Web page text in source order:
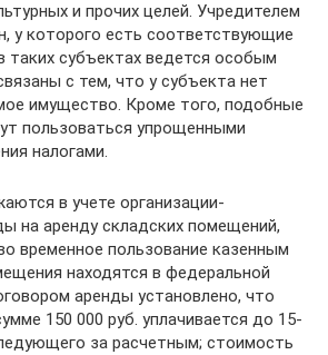
и прочих целей. Учредителем
у которого есть соответствующие
таких субъектах ведется особым
с тем, что у субъекта нет
имущество. Кроме того, подобные
пользоваться упрощенными
налогами.
в учете организации-
на аренду складских помещений,
временное пользование казенным
находятся в федеральной
аренды установлено, что
150 000 руб. уплачивается до 15-
за расчетным; стоимость